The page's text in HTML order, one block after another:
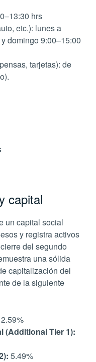
hrs
etc.): lunes a
domingo 9:00–15:00
tarjetas): de
capital
un capital social
y registra activos
del segundo
una sólida
capitalización del
de la siguiente
(Additional Tier 1):
5.49%